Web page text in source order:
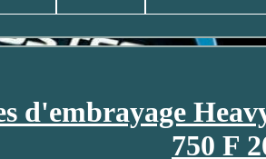
d'embrayage
750 F